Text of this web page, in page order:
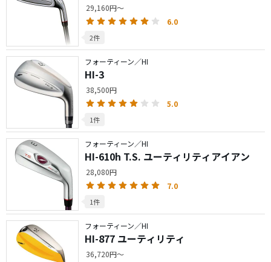
29,160円～
6.0
2件
フォーティーン／HI
HI-3
38,500円
5.0
1件
フォーティーン／HI
HI-610h T.S. ユーティリティアイアン
28,080円
7.0
1件
フォーティーン／HI
HI-877 ユーティリティ
36,720円～